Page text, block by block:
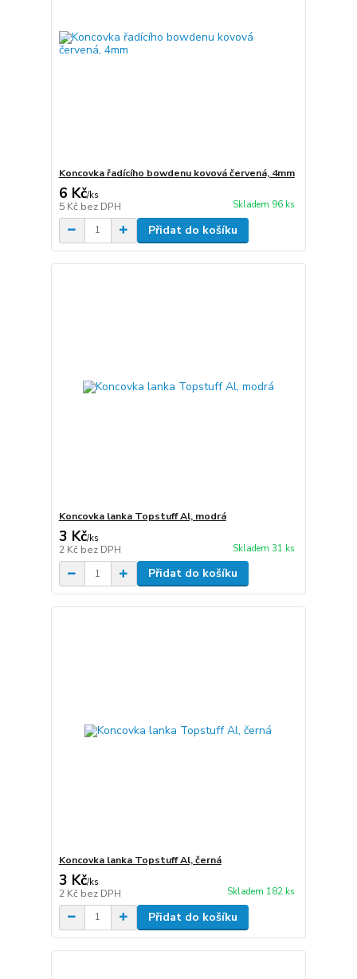
Koncovka řadícího bowdenu kovová červená, 4mm
6 Kč/ks
5 Kč bez DPH Skladem 96 ks
Přidat do košíku
Koncovka lanka Topstuff Al, modrá
3 Kč/ks
2 Kč bez DPH Skladem 31 ks
Přidat do košíku
Koncovka lanka Topstuff Al, černá
3 Kč/ks
2 Kč bez DPH Skladem 182 ks
Přidat do košíku